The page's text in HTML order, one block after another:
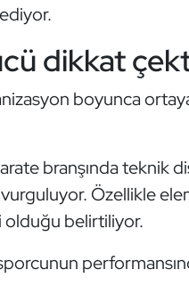
dikkat
boyunca
branşında teknik
vurguluyor. Özellikle
belirtiliyor.